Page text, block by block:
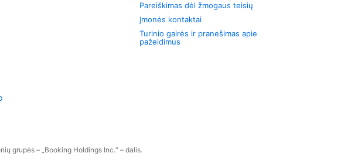
Pareiškimas dėl žmogaus teisių
Įmonės kontaktai
Turinio gairės ir pranešimas apie
pažeidimus
grupės – „Booking Holdings Inc.“ – dalis.